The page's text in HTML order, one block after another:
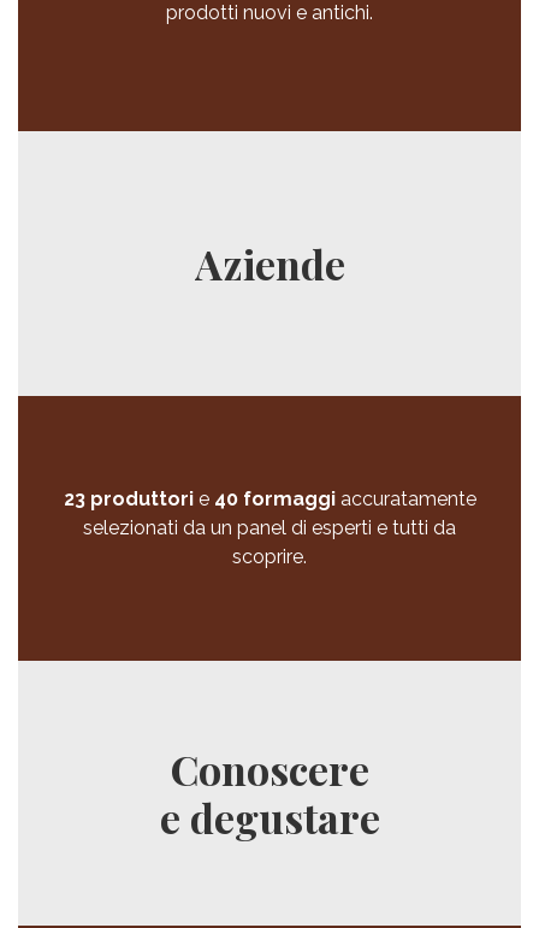
prodotti nuovi e antichi.
Aziende
23 produttorie 40 formaggiaccuratamente
selezionati da un panel di esperti e tutti da
scoprire.
Conoscere
e degustare